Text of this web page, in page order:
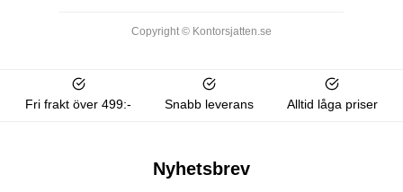
Copyright © Kontorsjatten.se
Fri frakt över 499:- Snabb leverans Alltid låga priser
Nyhetsbrev